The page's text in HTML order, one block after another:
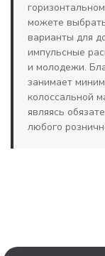
можете
варианты для
импульсные
и молодежи.
занимает
колоссальной
являясь
любого